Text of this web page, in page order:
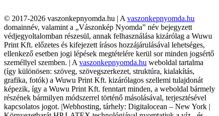
© 2017-2026 vaszonkepnyomda.hu | A vaszonkepnyomda.hu
domainnév, valamint a „Vászonkép Nyomda” név bejegyzett
védjegyoltalomban részesül, annak felhasználása kizárólag a Wuwu
Print Kft. előzetes és kifejezett írásos hozzájárulásával lehetséges,
ellenkező esetben jogi lépések megtételére kerül sor minden jogsértő
személlyel szemben. | A vaszonkepnyomda.hu weboldal tartalma
(így különösen: szöveg, szövegszerkezet, struktúra, kialakítás,
grafika, fotók) a Wuwu Print Kft. kizárólagos szellemi tulajdonát
képezik, így a Wuwu Print Kft. fenntart minden, a weboldal bármely
részének bármilyen módszerrel történő másolásával, terjesztésével
kapcsolatos jogot. |Webhosting, tárhely: Digitalocean – New York |